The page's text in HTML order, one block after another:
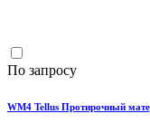
По запросу
WM4 Tellus Протирочный